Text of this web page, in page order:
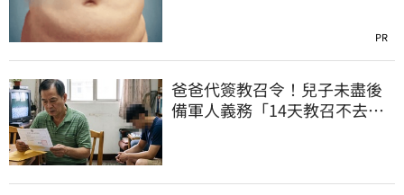
PR
爸爸代簽教召令！兒子未盡後
備軍人義務「14天教召不去」